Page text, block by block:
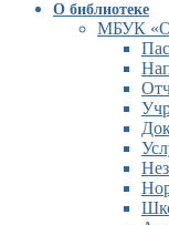
О библиотеке
МБУК